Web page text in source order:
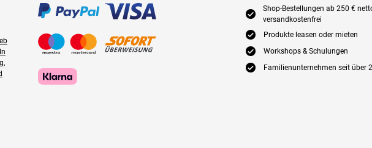
E
Shop-Bestellungen ab 250 €
versandkostenfrei
E Produkte leasen oder mieten
E Workshops & Schulungen
E Familienunternehmen seit über